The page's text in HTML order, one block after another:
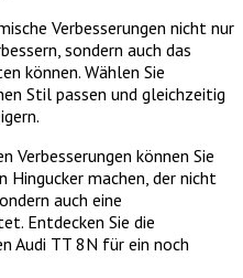
Verbesserungen nicht nur
sondern auch das
können. Wählen Sie
Stil passen und gleichzeitig
Verbesserungen können Sie
Hingucker machen, der nicht
auch eine
Entdecken Sie die
Audi TT 8N für ein noch